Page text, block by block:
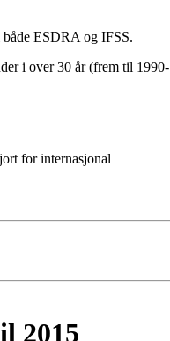
ESDRA og IFSS.
i over 30 år (frem til 1990-
for internasjonal
2015